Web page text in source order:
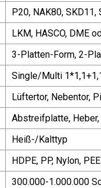
P20, NAK80, SKD11,
LKM, HASCO, DME
3-Platten-Form, 2-
Single/Multi
Lüftertor, Nebentor,
Abstreifplatte,
Heiß-/Kalttyp
HDPE, PP, Nylon,
300.000-1.000.000